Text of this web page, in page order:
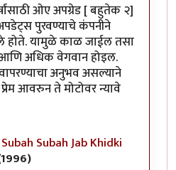
ओए अपग्रेड [ बहुतेक २]
पुरवण्याचे कंपनीने
होते. यामुळे काळ जाईल तसा
अधिक वेगवान होइल.
अनुभव असल्याने
आवरुन ते मोटोवर न्यावे
Subah Subah Jab Khidki